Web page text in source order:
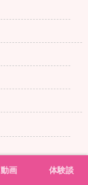
動画 体験談